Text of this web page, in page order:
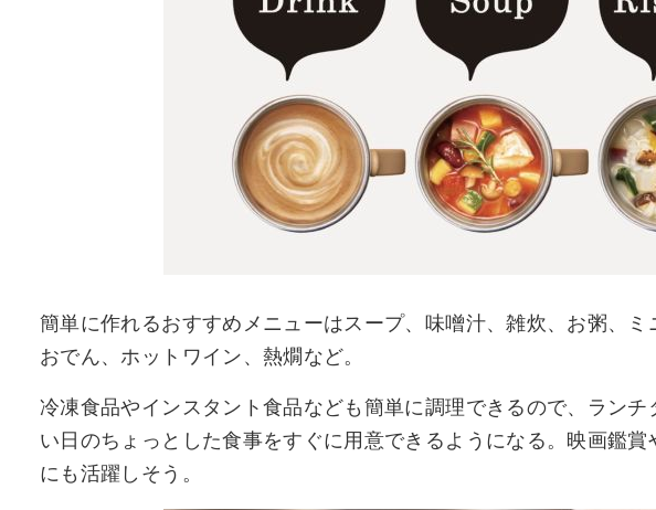
簡単に作れるおすすめメニューはスープ、味噌汁、雑炊、お粥、ミ
おでん、ホットワイン、熱燗など。
冷凍食品やインスタント食品なども簡単に調理できるので、ラン
い日のちょっとした食事をすぐに用意できるようになる。映画鑑
にも活躍しそう。